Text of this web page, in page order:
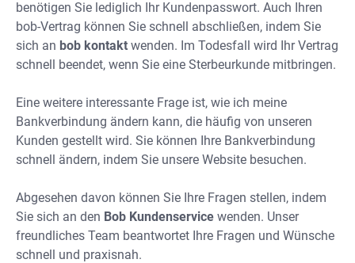
benötigen Sie lediglich Ihr Kundenpasswort. Auch Ihren
bob-Vertrag können Sie schnell abschließen, indem Sie
sich an bob kontakt wenden. Im Todesfall wird Ihr Vertrag
schnell beendet, wenn Sie eine Sterbeurkunde mitbringen.
Eine weitere interessante Frage ist, wie ich meine
Bankverbindung ändern kann, die häufig von unseren
Kunden gestellt wird. Sie können Ihre Bankverbindung
schnell ändern, indem Sie unsere Website besuchen.
Abgesehen davon können Sie Ihre Fragen stellen, indem
Sie sich an den Bob Kundenservice wenden. Unser
freundliches Team beantwortet Ihre Fragen und Wünsche
schnell und praxisnah.